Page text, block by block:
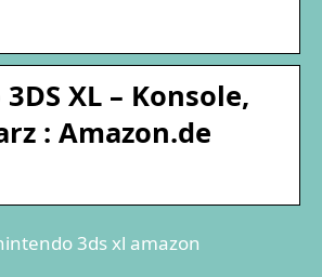
XL – Konsole,
: Amazon.de
3ds xl amazon